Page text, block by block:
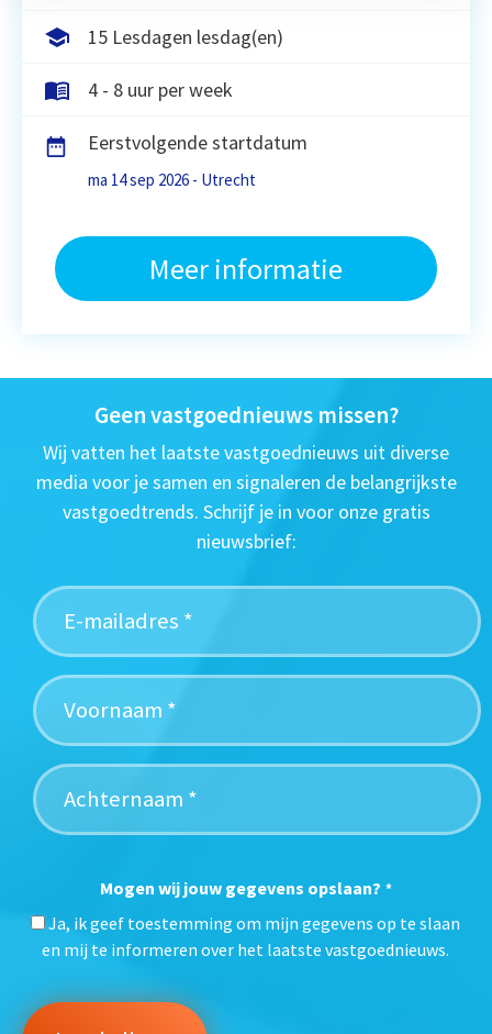
15 Lesdagen lesdag(en)
4 - 8 uur per week
Eerstvolgende startdatum
ma 14 sep 2026 - Utrecht
Meer informatie
Geen vastgoednieuws missen?
Wij vatten het laatste vastgoednieuws uit diverse
media voor je samen en signaleren de belangrijkste
vastgoedtrends. Schrijf je in voor onze gratis
nieuwsbrief:
Mogen wij jouw gegevens opslaan? *
Ja, ik geef toestemming om mijn gegevens op te slaan
en mij te informeren over het laatste vastgoednieuws.